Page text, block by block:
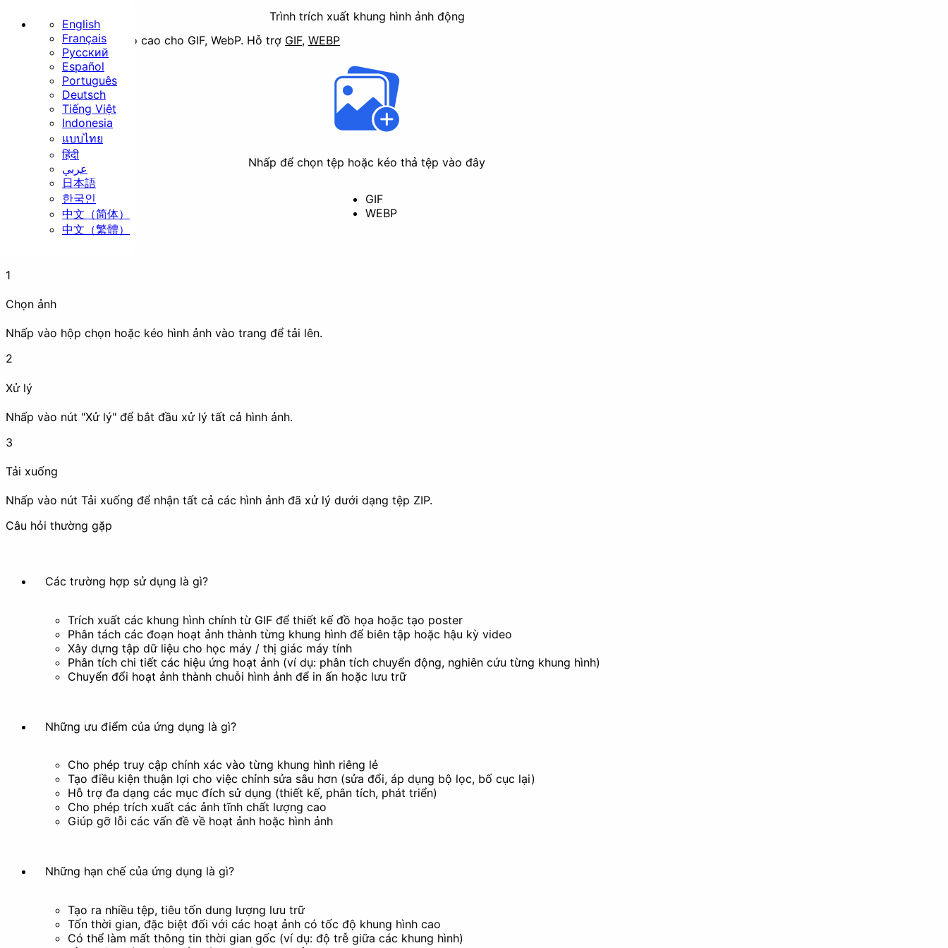
Trang chủ
Thay đổi kích thước
Bảo mật
Nâng cao chất lượng
Hoạt ảnh
Bộ lọc Tạo phong cách nghệ thuật
Xóa nền
Tài liệu
Trình trích xuất khung hình ảnh động
Trích xuất cục bộ tốc độ cao cho GIF, WebP. Hỗ trợ GIF, WEBP
Nhấp để chọn tệp hoặc kéo thả tệp vào đây
GIF
WEBP
1
Chọn ảnh
Nhấp vào hộp chọn hoặc kéo hình ảnh vào trang để tải lên.
2
Xử lý
Nhấp vào nút "Xử lý" để bắt đầu xử lý tất cả hình ảnh.
3
Tải xuống
Nhấp vào nút Tải xuống để nhận tất cả các hình ảnh đã xử lý dưới dạng tệp ZIP.
Câu hỏi thường gặp
Các trường hợp sử dụng là gì?
Trích xuất các khung hình chính từ GIF để thiết kế đồ họa hoặc tạo poster
Phân tách các đoạn hoạt ảnh thành từng khung hình để biên tập hoặc hậu kỳ video
Xây dựng tập dữ liệu cho học máy / thị giác máy tính
Phân tích chi tiết các hiệu ứng hoạt ảnh (ví dụ: phân tích chuyển động, nghiên cứu từng khung hình)
Chuyển đổi hoạt ảnh thành chuỗi hình ảnh để in ấn hoặc lưu trữ
Những ưu điểm của ứng dụng là gì?
Cho phép truy cập chính xác vào từng khung hình riêng lẻ
Tạo điều kiện thuận lợi cho việc chỉnh sửa sâu hơn (sửa đổi, áp dụng bộ lọc, bố cục lại)
Hỗ trợ đa dạng các mục đích sử dụng (thiết kế, phân tích, phát triển)
Cho phép trích xuất các ảnh tĩnh chất lượng cao
Giúp gỡ lỗi các vấn đề về hoạt ảnh hoặc hình ảnh
Những hạn chế của ứng dụng là gì?
Tạo ra nhiều tệp, tiêu tốn dung lượng lưu trữ
Tốn thời gian, đặc biệt đối với các hoạt ảnh có tốc độ khung hình cao
Có thể làm mất thông tin thời gian gốc (ví dụ: độ trễ giữa các khung hình)
English
Français
Русский
Español
Português
Deutsch
Tiếng Việt
Indonesia
แบบไทย
हिंदी
عربي
日本語
한국인
中文（简体）
中文（繁體）